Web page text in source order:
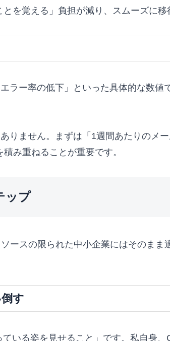
を覚える」負担が減り、スムーズに移
ラー率の低下」といった具体的な数
りません。まずは「1週間あたりのメ
み重ねることが重要です。
ップ
ースの限られた中小企業にはそのま
す
いる姿を見せること」です。私自身、